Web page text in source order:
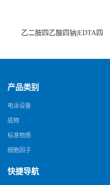
乙二胺四乙酸四钠|EDTA四
产品类别
电泳设备
底物
标准物质
细胞因子
快捷导航